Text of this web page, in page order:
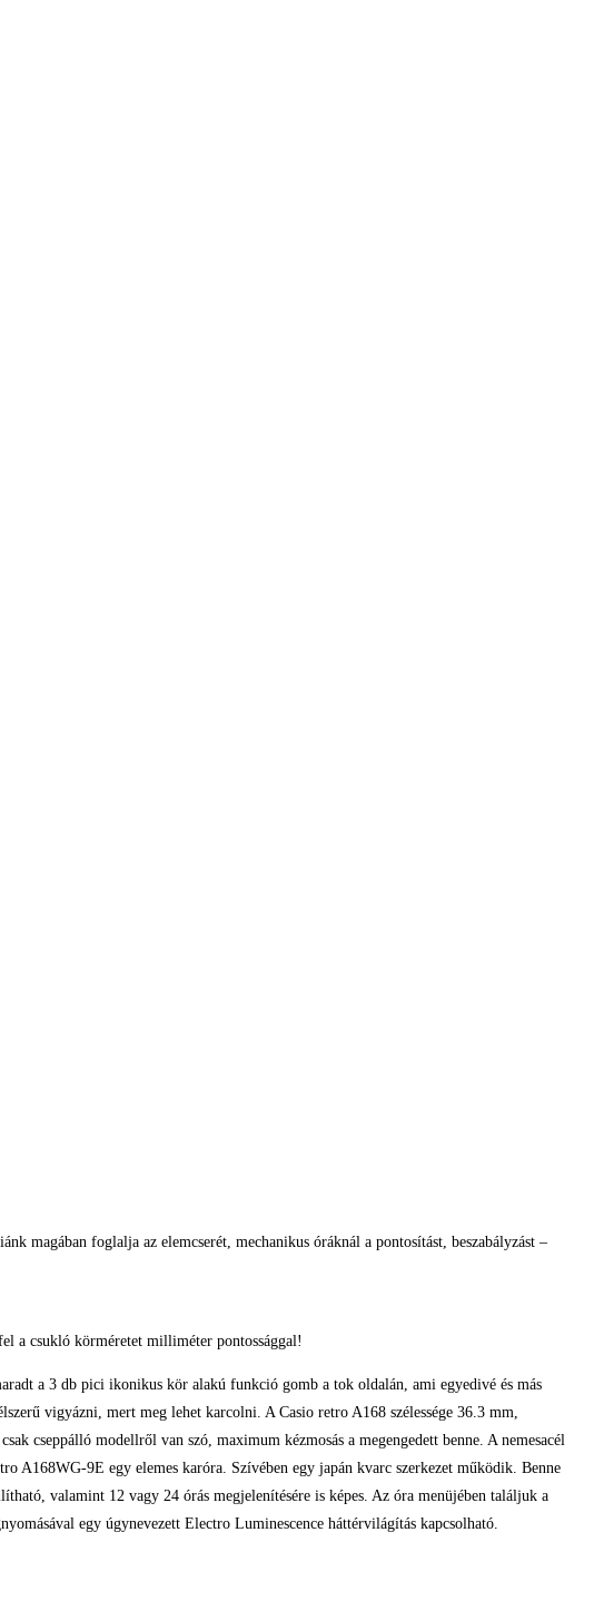
magában foglalja az elemcserét, mechanikus óráknál a pontosítást, beszabályzást –
a csukló körméretet milliméter pontossággal!
a 3 db pici ikonikus kör alakú funkció gomb a tok oldalán, ami egyedivé és más
vigyázni, mert meg lehet karcolni. A Casio retro A168 szélessége 36.3 mm,
cseppálló modellről van szó, maximum kézmosás a megengedett benne. A nemesacél
A168WG-9E egy elemes karóra. Szívében egy japán kvarc szerkezet működik. Benne
valamint 12 vagy 24 órás megjelenítésére is képes. Az óra menüjében találjuk a
egy úgynevezett Electro Luminescence háttérvilágítás kapcsolható.